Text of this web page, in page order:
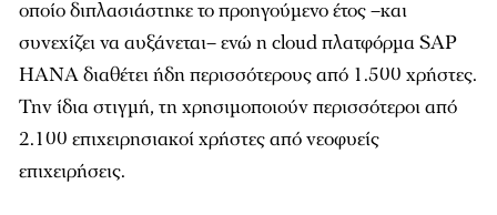
οποίο διπλασιάστηκε το προηγούµενο έτος –και
συνεχίζει να αυξάνεται– ενώ η cloud πλατφόρµα SAP
HANA διαθέτει ήδη περισσότερους από 1.500 χρήστες.
Την ίδια στιγµή, τη χρησιµοποιούν περισσότεροι από
2.100 επιχειρησιακοί χρήστες από νεοφυείς
επιχειρήσεις.